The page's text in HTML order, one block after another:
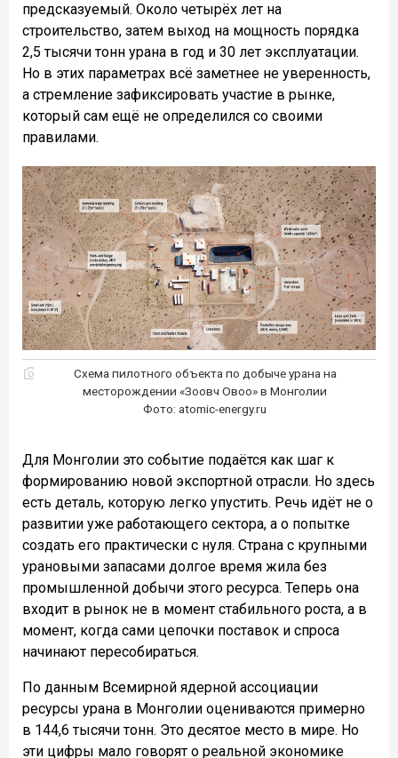
предсказуемый. Около четырёх лет на
строительство, затем выход на мощность порядка
2,5 тысячи тонн урана в год и 30 лет эксплуатации.
Но в этих параметрах всё заметнее не уверенность,
а стремление зафиксировать участие в рынке,
который сам ещё не определился со своими
правилами.
Схема пилотного объекта по добыче урана на
месторождении «Зоовч Овоо» в Монголии
Фото: atomic-energy.ru
Для Монголии это событие подаётся как шаг к
формированию новой экспортной отрасли. Но здесь
есть деталь, которую легко упустить. Речь идёт не о
развитии уже работающего сектора, а о попытке
создать его практически с нуля. Страна с крупными
урановыми запасами долгое время жила без
промышленной добычи этого ресурса. Теперь она
входит в рынок не в момент стабильного роста, а в
момент, когда сами цепочки поставок и спроса
начинают пересобираться.
По данным Всемирной ядерной ассоциации
ресурсы урана в Монголии оцениваются примерно
в 144,6 тысячи тонн. Это десятое место в мире. Но
эти цифры мало говорят о реальной экономике